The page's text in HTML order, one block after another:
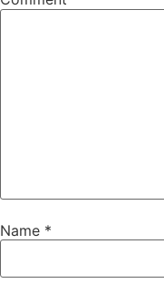
Name *